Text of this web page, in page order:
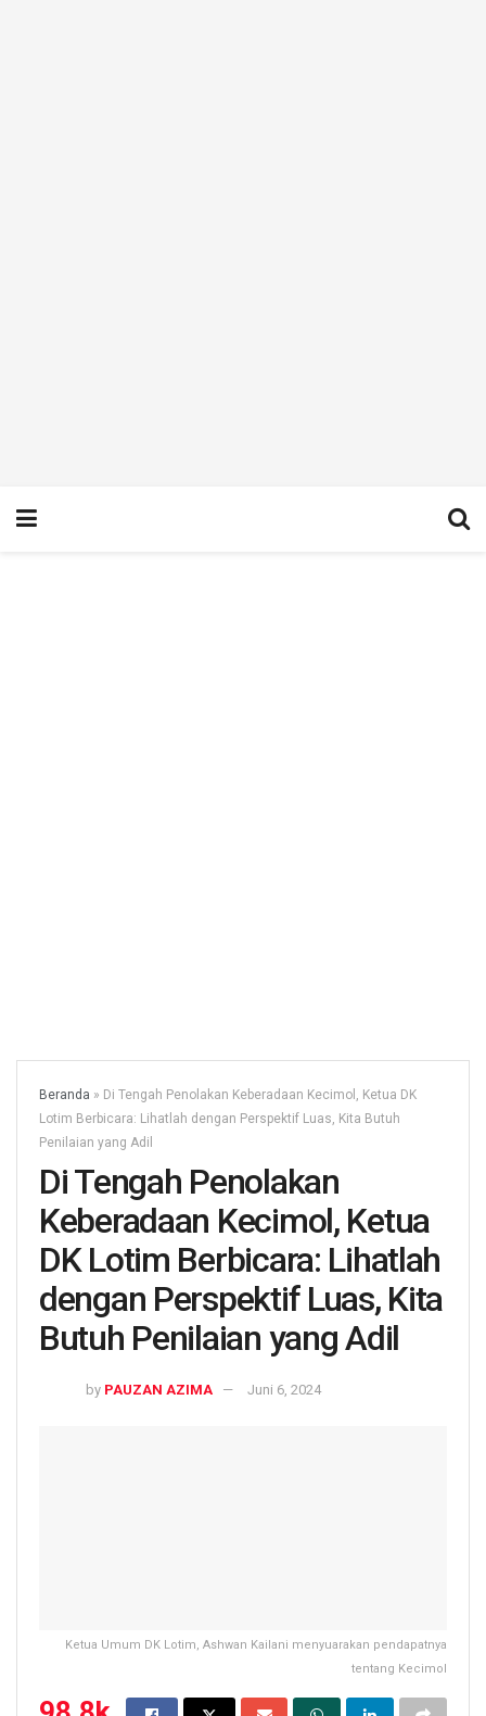
Beranda » Di Tengah Penolakan Keberadaan Kecimol, Ketua DK
Lotim Berbicara: Lihatlah dengan Perspektif Luas, Kita Butuh
Penilaian yang Adil
Di Tengah Penolakan
Keberadaan Kecimol, Ketua
DK Lotim Berbicara: Lihatlah
dengan Perspektif Luas, Kita
Butuh Penilaian yang Adil
by PAUZAN AZIMA Juni 6, 2024
Ketua Umum DK Lotim, Ashwan Kailani menyuarakan pendapatnya
tentang Kecimol